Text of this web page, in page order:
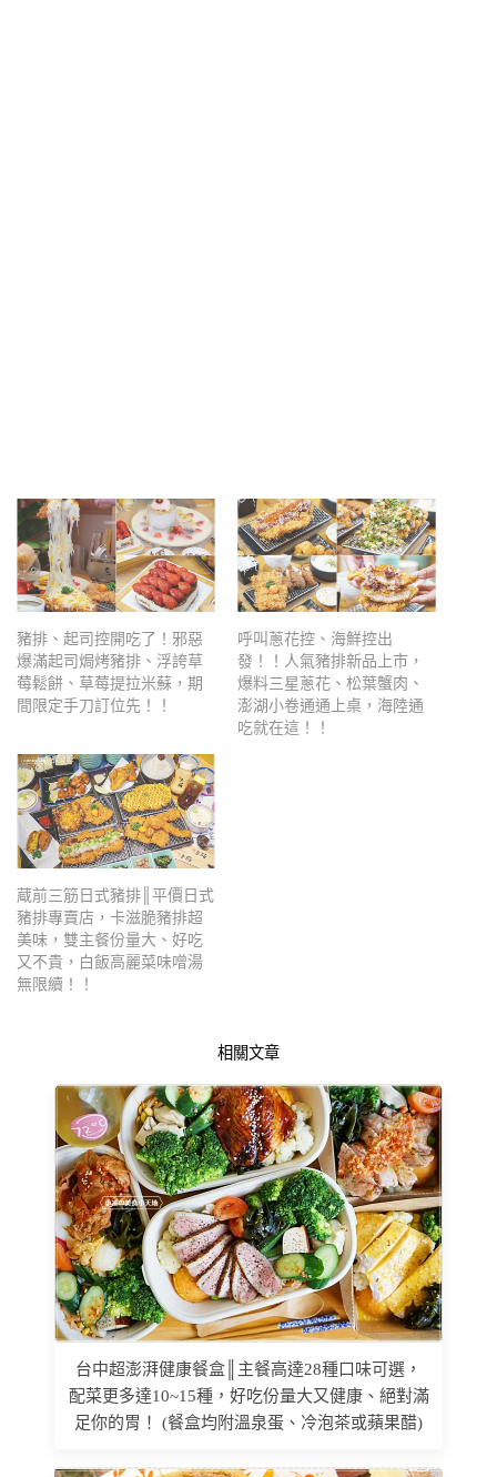
豬排、起司控開吃了！邪惡
爆滿起司焗烤豬排、浮誇草
莓鬆餅、草莓提拉米蘇，期
間限定手刀訂位先！！
呼叫蔥花控、海鮮控出
發！！人氣豬排新品上市，
爆料三星蔥花、松葉蟹肉、
澎湖小卷通通上桌，海陸通
吃就在這！！
蔵前三筋日式豬排║平價日式
豬排專賣店，卡滋脆豬排超
美味，雙主餐份量大、好吃
又不貴，白飯高麗菜味噌湯
無限續！！
相關文章
台中超澎湃健康餐盒║主餐高達28種口味可選，
配菜更多達10~15種，好吃份量大又健康、絕對滿
足你的胃！ (餐盒均附溫泉蛋、冷泡茶或蘋果醋)